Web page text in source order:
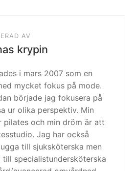
AV
krypin
i mars 2007 som en
mycket fokus på mode.
började jag fokusera på
ur olika perspektiv. Min
pilates och min dröm är att
Jag har också
till sjuksköterska men
specialistundersköterska